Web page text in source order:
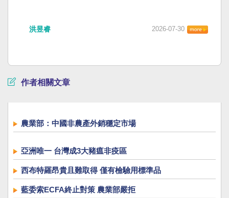
洪昱睿 2026-07-30
作者相關文章
農業部：中國非農產外銷穩定市場
亞洲唯一 台灣成3大豬瘟非疫區
西布特羅昂貴且難取得 僅有檢驗用標準品
藍委索ECFA終止對策 農業部嚴拒